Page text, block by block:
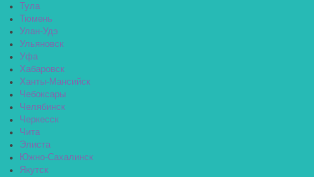
Тула
Тюмень
Улан-Удэ
Ульяновск
Уфа
Хабаровск
Ханты-Мансийск
Чебоксары
Челябинск
Черкесск
Чита
Элиста
Южно-Сахалинск
Якутск